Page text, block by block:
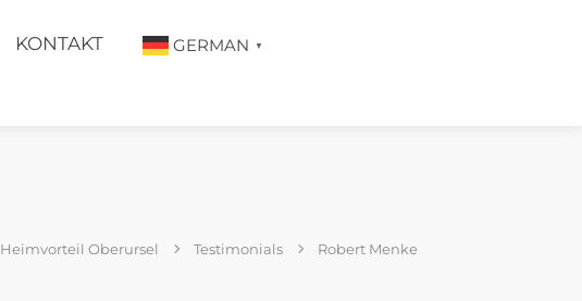
KONTAKT GERMAN ▼
Heimvorteil Oberursel Testimonials Robert Menke